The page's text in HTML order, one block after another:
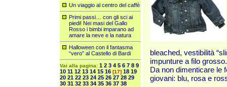
Un viaggio al centro del caffè
Primi passi… con gli sci ai
piedi! Nei masi del Gallo
Rosso i bimbi imparano ad
amare la neve e la natura
Halloween con il fantasma
“vero” al Castello di Bardi
Vai alla pagina: 1 2 3 4 5 6 7 8 9
10 11 12 13 14 15 16 [17] 18 19
20 21 22 23 24 25 26 27 28 29
30 31 32 33 34 35 36 37 38
bleached, vestibilità
impunture a filo grosso.
Da non dimenticare le
giovani: blu, rosa e